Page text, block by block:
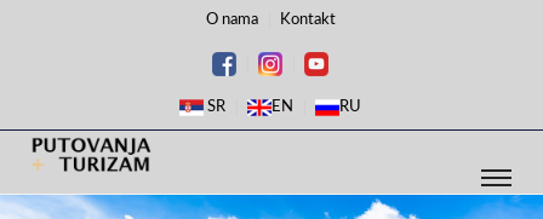
O nama Kontakt
SR EN RU